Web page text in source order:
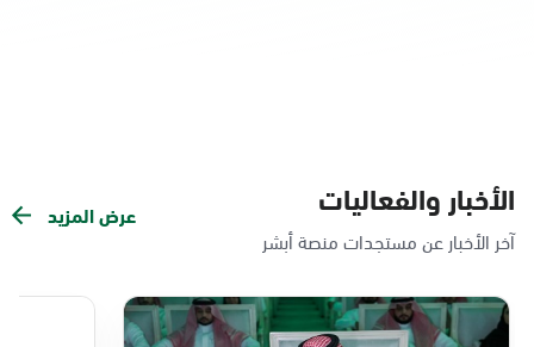
الدمام, الدمام - لولو مول
الأحد - الخميس (08:00-14:30)
الأخبار والفعاليات
آخر الأخبار عن مستجدات منصة أبشر
عرض المزيد